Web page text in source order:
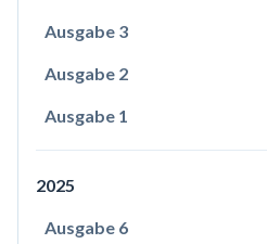
Ausgabe 3
Ausgabe 2
Ausgabe 1
2025
Ausgabe 6